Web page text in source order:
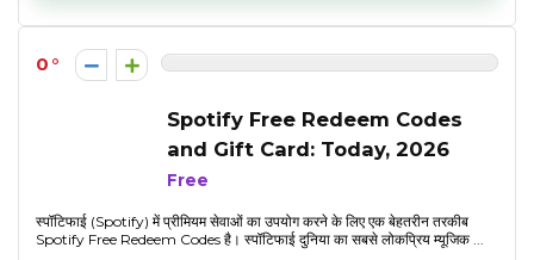
0
Spotify Free Redeem Codes
and Gift Card: Today, 2026
Free
स्पॉटिफाई (Spotify) में प्रीमियम सेवाओं का उपयोग करने के लिए एक बेहतरीन तरकीब
Spotify Free Redeem Codes है। स्पॉटिफाई दुनिया का सबसे लोकप्रिय म्यूजिक ...